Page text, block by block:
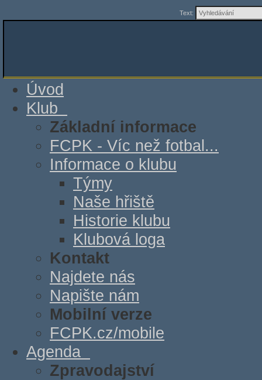
Text:
Úvod
Klub
Základní informace
FCPK - Víc než fotbal...
Informace o klubu
Týmy
Naše hřiště
Historie klubu
Klubová loga
Kontakt
Najdete nás
Napište nám
Mobilní verze
FCPK.cz/mobile
Agenda
Zpravodajství